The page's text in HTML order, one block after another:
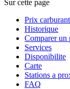
Sur cette page
Prix
Historique
Comparer un
Services
Disponibilite
Carte
Stations a
FAQ